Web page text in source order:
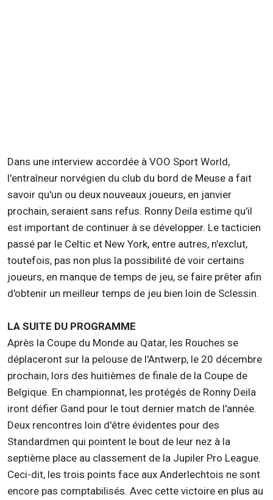
Dans une interview accordée à VOO Sport World,
l'entraîneur norvégien du club du bord de Meuse a fait
savoir qu'un ou deux nouveaux joueurs, en janvier
prochain, seraient sans refus. Ronny Deila estime qu'il
est important de continuer à se développer. Le tacticien
passé par le Celtic et New York, entre autres, n'exclut,
toutefois, pas non plus la possibilité de voir certains
joueurs, en manque de temps de jeu, se faire prêter afin
d'obtenir un meilleur temps de jeu bien loin de Sclessin.
LA SUITE DU PROGRAMME
Après la Coupe du Monde au Qatar, les Rouches se
déplaceront sur la pelouse de l'Antwerp, le 20 décembre
prochain, lors des huitièmes de finale de la Coupe de
Belgique. En championnat, les protégés de Ronny Deila
iront défier Gand pour le tout dernier match de l'année.
Deux rencontres loin d'être évidentes pour des
Standardmen qui pointent le bout de leur nez à la
septième place au classement de la Jupiler Pro League.
Ceci-dit, les trois points face aux Anderlechtois ne sont
encore pas comptabilisés. Avec cette victoire en plus au